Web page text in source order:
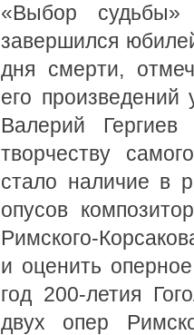
«Выбор судьбы»
завершился
дня смерти,
его
Валерий
творчеству
стало наличие в
опусов
Римского-
и оценить
год 200-летия
двух опер